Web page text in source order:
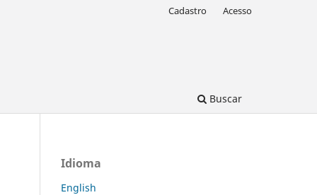
Buscar
Cadastro Acesso
Idioma
English